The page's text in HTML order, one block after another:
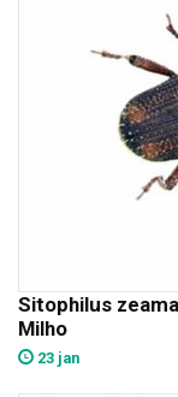
Sitophilus
Milho
23 jan